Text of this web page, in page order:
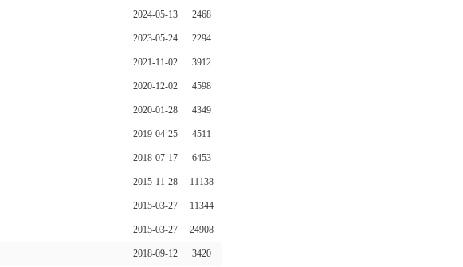
2024-05-13 2468
2023-05-24 2294
2021-11-02 3912
2020-12-02 4598
2020-01-28 4349
2019-04-25 4511
2018-07-17 6453
2015-11-28 11138
2015-03-27 11344
2015-03-27 24908
2018-09-12 3420